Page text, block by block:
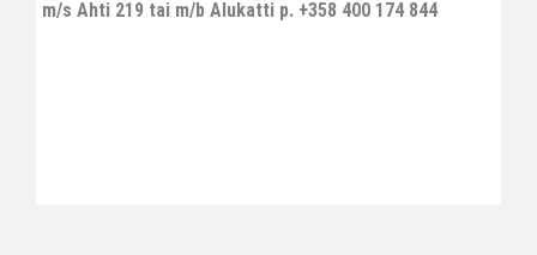
m/s Ahti 219 tai m/b Alukatti p. +358 400 174 844